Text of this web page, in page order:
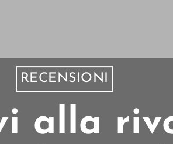
RECENSIONI
alla